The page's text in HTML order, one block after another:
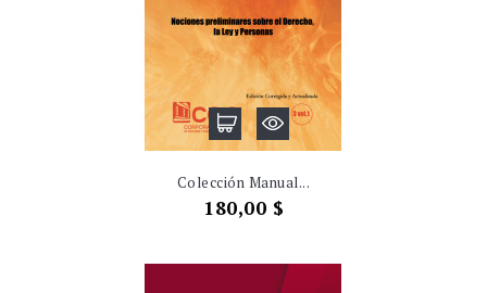
Colección Manual...
Precio
180,00 $